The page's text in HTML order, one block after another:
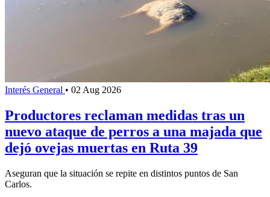
Interés General • 02 Aug 2026
Productores reclaman medidas tras un
nuevo ataque de perros a una majada que
dejó ovejas muertas en Ruta 39
Aseguran que la situación se repite en distintos puntos de San
Carlos.